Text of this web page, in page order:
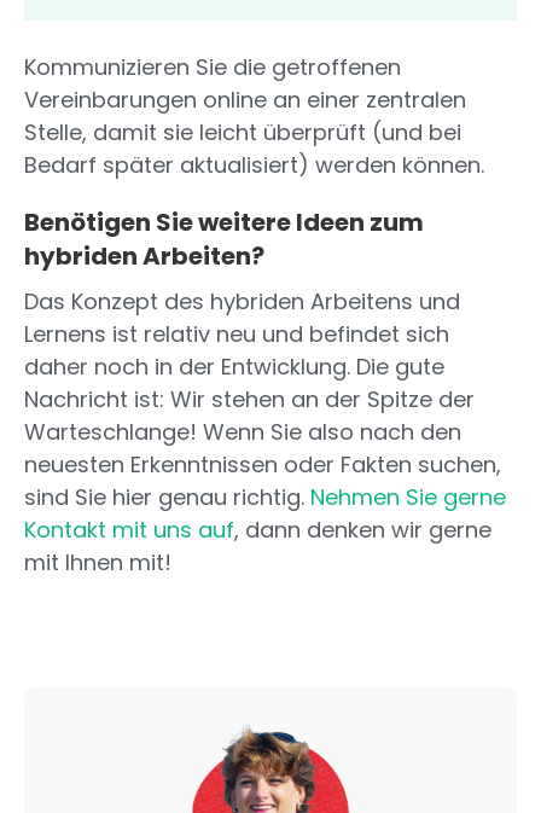
Kommunizieren Sie die getroffenen
Vereinbarungen online an einer zentralen
Stelle, damit sie leicht überprüft (und bei
Bedarf später aktualisiert) werden können.
Benötigen Sie weitere Ideen zum
hybriden Arbeiten?
Das Konzept des hybriden Arbeitens und
Lernens ist relativ neu und befindet sich
daher noch in der Entwicklung. Die gute
Nachricht ist: Wir stehen an der Spitze der
Warteschlange! Wenn Sie also nach den
neuesten Erkenntnissen oder Fakten suchen,
sind Sie hier genau richtig. Nehmen Sie gerne
Kontakt mit uns auf, dann denken wir gerne
mit Ihnen mit!